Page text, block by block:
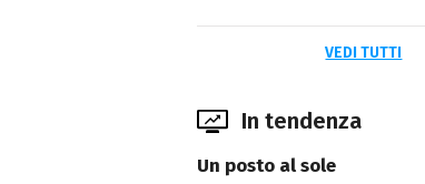
VEDI TUTTI
In tendenza
Un posto al sole